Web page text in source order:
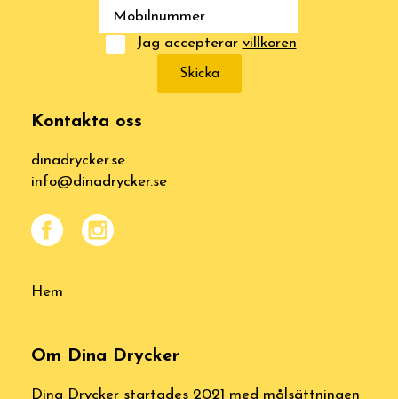
Jag accepterar villkoren
Skicka
Kontakta oss
dinadrycker.se
info@dinadrycker.se
Hem
Om Dina Drycker
Dina Drycker startades 2021 med målsättningen